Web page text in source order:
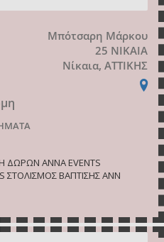
Μπότσαρη Μάρκου
25 ΝΙΚΑΙΑ
Νίκαια, ΑΤΤΙΚΗΣ
ΔΩΡΩΝ ANNA EVENTS
ΣΤΟΛΙΣΜΟΣ ΒΑΠΤΙΣΗΣ ANN